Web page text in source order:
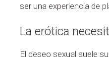
ser una experiencia de
La erótica
El deseo sexual suele